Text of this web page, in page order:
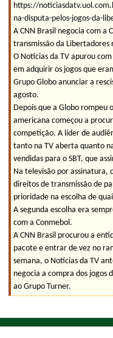
https://
na-disputa-pelos-jogos-da-
A CNN Brasil negocia com a
transmissão da Libertadores
O Notícias da TV apurou
em adquirir os jogos que
Grupo Globo anunciar a
agosto.
Depois que a Globo rompeu
americana começou a
competição. A líder de
tanto na TV aberta quanto
vendidas para o SBT, que
Na televisão por assinatura,
direitos de transmissão de
prioridade na escolha de
A segunda escolha era
com a Conmebol.
A CNN Brasil procurou a
pacote e entrar de vez no
semana, o Notícias da TV
negocia a compra dos jogos
ao Grupo Turner.